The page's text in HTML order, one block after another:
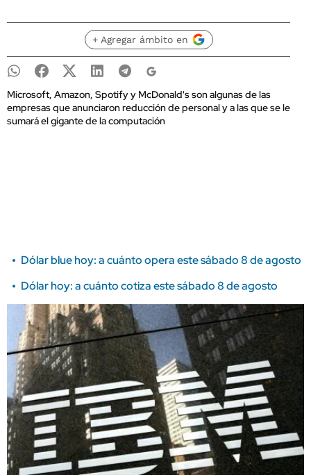
+ Agregar ámbito en
Microsoft, Amazon, Spotify y McDonald's son algunas de las
empresas que anunciaron reducción de personal y a las que se le
sumará el gigante de la computación
Dólar blue hoy: a cuánto opera este sábado 8 de agosto
Dólar hoy: a cuánto cotiza este sábado 8 de agosto